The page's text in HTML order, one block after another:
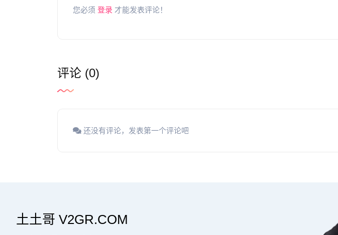
您必须 登录 才能发表评论！
评论 (0)
还没有评论，发表第一个评论吧
土土哥 V2GR.COM